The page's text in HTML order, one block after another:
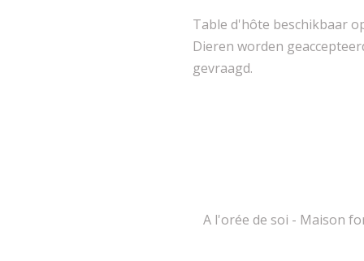
Table d'hôte beschikbaar
Dieren worden
gevraagd.
A l'orée de soi - Maison